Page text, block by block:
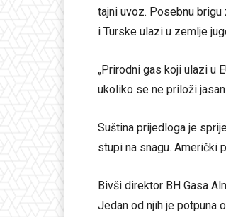
tajni uvoz. Posebnu
i Turske ulazi u zemlje
„Prirodni gas koji ulazi u
ukoliko se ne priloži
Suština prijedloga je
stupi na snagu. Američki
Bivši direktor BH Gasa
Jedan od njih je potpuna